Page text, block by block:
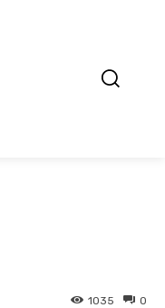
0
1035